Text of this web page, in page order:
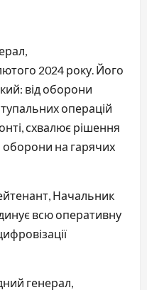
2024 року. Його
від оборони
операцій
схвалює рішення
оборони на гарячих
Начальник
всю оперативну
генерал,